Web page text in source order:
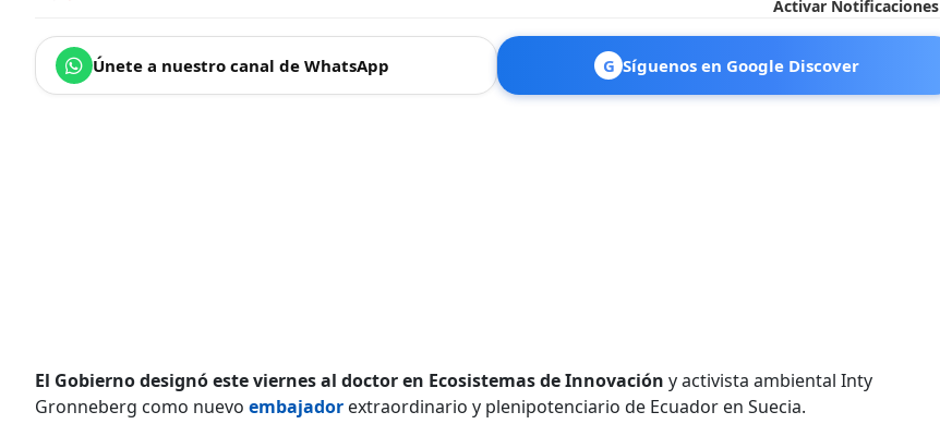
Activar Notificaciones
Únete a nuestro canal de WhatsApp G Síguenos en Google Discover
El Gobierno designó este viernes al doctor en Ecosistemas de Innovación y activista ambiental Inty
Gronneberg como nuevo embajador extraordinario y plenipotenciario de Ecuador en Suecia.